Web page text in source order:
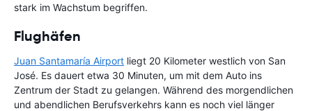
stark im Wachstum begriffen.
Flughäfen
Juan Santamaría Airport liegt 20 Kilometer westlich von San
José. Es dauert etwa 30 Minuten, um mit dem Auto ins
Zentrum der Stadt zu gelangen. Während des morgendlichen
und abendlichen Berufsverkehrs kann es noch viel länger